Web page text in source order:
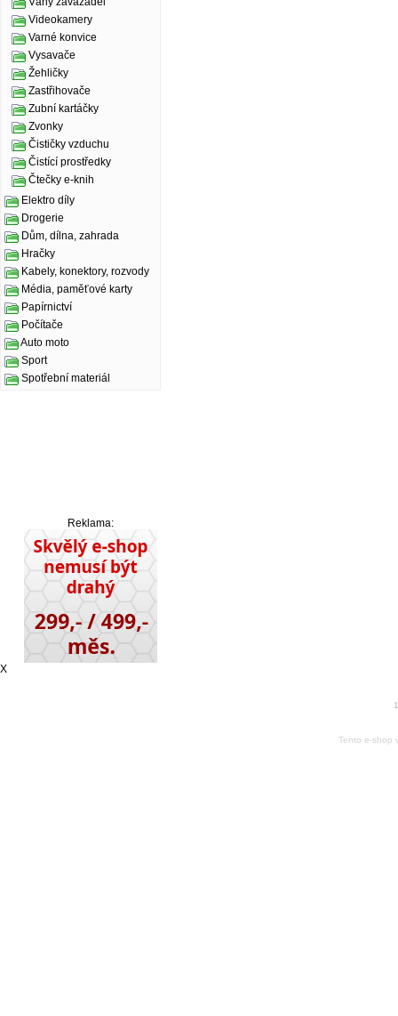
Videokamery
Varné konvice
Vysavače
Žehličky
Zastřihovače
Zubní kartáčky
Zvonky
Čističky vzduchu
Čistící prostředky
Čtečky e-knih
Elektro díly
Drogerie
Dům, dílna, zahrada
Hračky
Kabely, konektory, rozvody
Média, paměťové karty
Papírnictví
Počítače
Auto moto
Sport
Spotřební materiál
Reklama:
X
Tento e-shop